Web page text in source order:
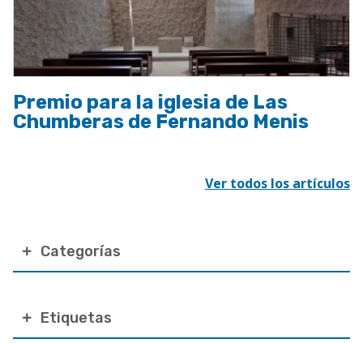
Categorías
Etiquetas
Premio para la iglesia de Las
Chumberas de Fernando Menis
Ver todos los artículos